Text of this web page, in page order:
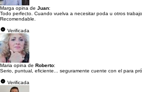
Marga opina de Juan:
Todo perfecto. Cuando vuelva a necesitar poda u otros
Recomendable.
Verificada
Maria opina de Roberto:
Serio, puntual, eficiente... seguramente cuente con el para
Verificada